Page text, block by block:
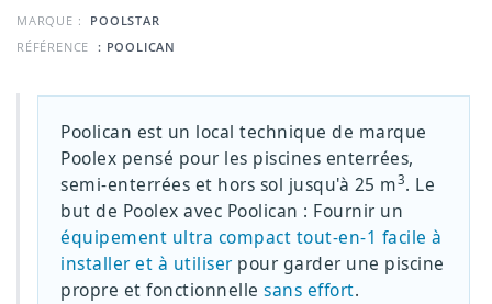
MARQUE :
POOLSTAR
RÉFÉRENCE
: POOLICAN
Poolican est un local technique de marque
Poolex pensé pour les piscines enterrées,
semi-enterrées et hors sol jusqu'à 25 m3. Le
but de Poolex avec Poolican : Fournir un
équipement ultra compact tout-en-1 facile à
installer et à utiliserpour garder une piscine
propre et fonctionnelle sans effort.